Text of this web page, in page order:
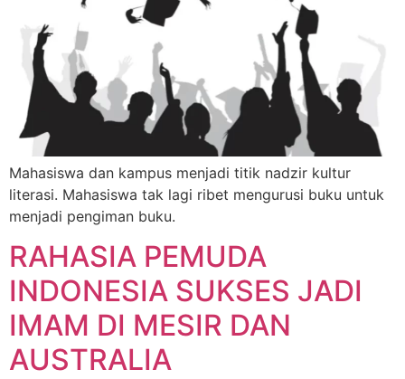
Mahasiswa dan kampus menjadi titik nadzir kultur
literasi. Mahasiswa tak lagi ribet mengurusi buku untuk
menjadi pengiman buku.
RAHASIA PEMUDA
INDONESIA SUKSES JADI
IMAM DI MESIR DAN
AUSTRALIA